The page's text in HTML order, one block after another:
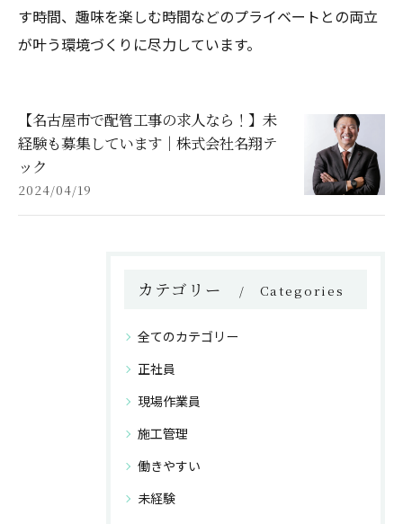
す時間、趣味を楽しむ時間などのプライベートとの両立
が叶う環境づくりに尽力しています。
【名古屋市で配管工事の求人なら！】未
経験も募集しています｜株式会社名翔テ
ック
2024/04/19
カテゴリー Categories
全てのカテゴリー
正社員
現場作業員
施工管理
働きやすい
未経験